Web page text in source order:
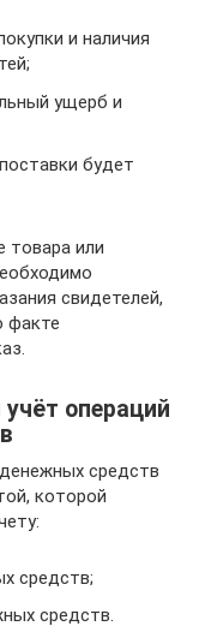
и наличия
ущерб и
будет
товара или
свидетелей,
факте
операций
средств
которой
средств;
средств.